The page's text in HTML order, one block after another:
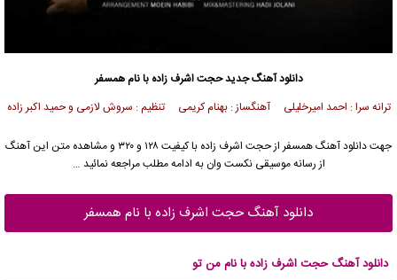
دانلود آهنگجدید حجت اشرف زاده با نام همسفر
ترانه سرا : احمد امیرخلیلی آهنگساز : بهنام کریمی تنظیم : سروش لازمی و حمید اکبر زاده
جهت دانلود آهنگ همسفر از حجت اشرف زاده با کیفیت ۱۲۸ و ۳۲۰ و مشاهده متن این آهنگ
از رسانه موسیقی نکست وان به ادامه مطلب مراجعه نمائید …
دانلود آهنگ حجت اشرف زاده با نام همسفر
دانلود آهنگ حجت اشرف زاده با نام من تو